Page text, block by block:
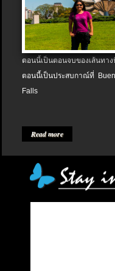
ตอนนี้เป็นตอนจบของเส้นทา
ตอนนี้เป็นประสบกาณ์ที่
Falls
Read more